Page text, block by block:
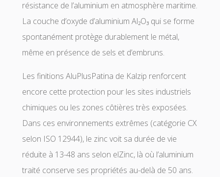
résistance de l’aluminium en atmosphère maritime.
La couche d’oxyde d’aluminium Al₂O₃ qui se forme
spontanément protège durablement le métal,
même en présence de sels et d’embruns.
Les finitions AluPlusPatina de Kalzip renforcent
encore cette protection pour les sites industriels
chimiques ou les zones côtières très exposées.
Dans ces environnements extrêmes (catégorie CX
selon ISO 12944), le zinc voit sa durée de vie
réduite à 13-48 ans selon elZinc, là où l’aluminium
traité conserve ses propriétés au-delà de 50 ans.